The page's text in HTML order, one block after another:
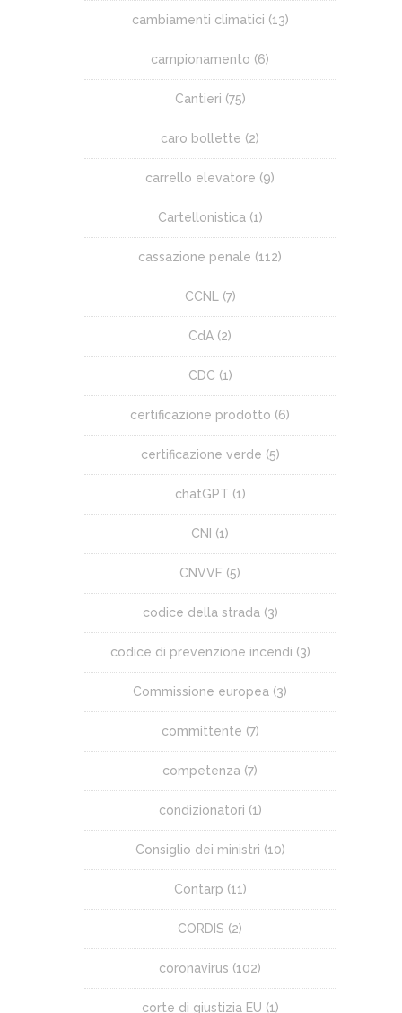
cambiamenti climatici (13)
campionamento (6)
Cantieri (75)
caro bollette (2)
carrello elevatore (9)
Cartellonistica (1)
cassazione penale (112)
CCNL (7)
CdA (2)
CDC (1)
certificazione prodotto (6)
certificazione verde (5)
chatGPT (1)
CNI (1)
CNVVF (5)
codice della strada (3)
codice di prevenzione incendi (3)
Commissione europea (3)
committente (7)
competenza (7)
condizionatori (1)
Consiglio dei ministri (10)
Contarp (11)
CORDIS (2)
coronavirus (102)
corte di giustizia EU (1)